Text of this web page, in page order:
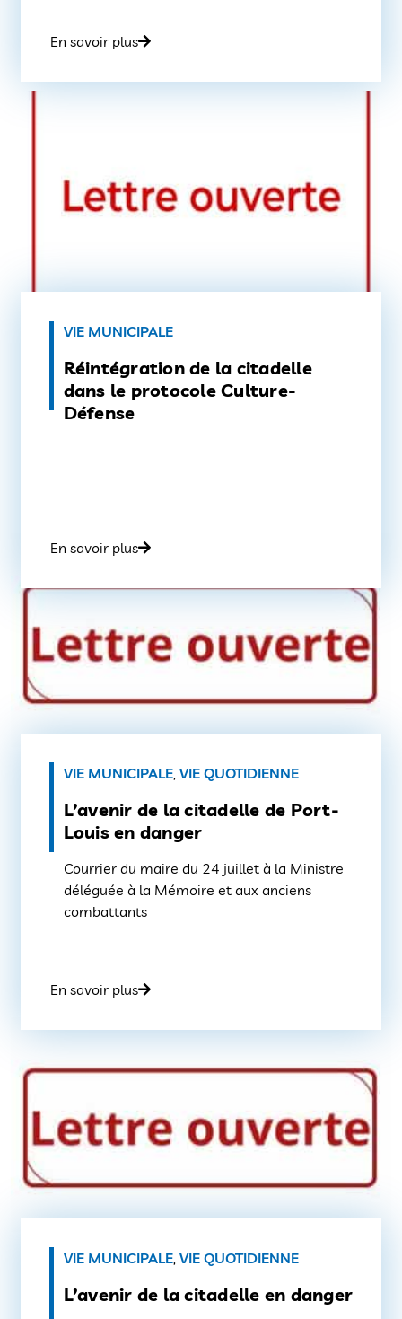
En savoir plus
VIE MUNICIPALE
Réintégration de la citadelle
dans le protocole Culture-
Défense
En savoir plus
VIE MUNICIPALE, VIE QUOTIDIENNE
L’avenir de la citadelle de Port-
Louis en danger
Courrier du maire du 24 juillet à la Ministre
déléguée à la Mémoire et aux anciens
combattants
En savoir plus
VIE MUNICIPALE, VIE QUOTIDIENNE
L’avenir de la citadelle en danger